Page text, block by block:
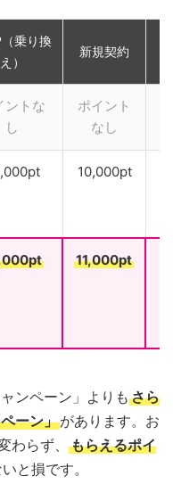
乗り換
え）
新規契約
ントな
し
ポイント
なし
10,000pt
11,000pt
ンペーン」よりも さら
ーン」があります。お
らず、 もらえるポイ
と損です。